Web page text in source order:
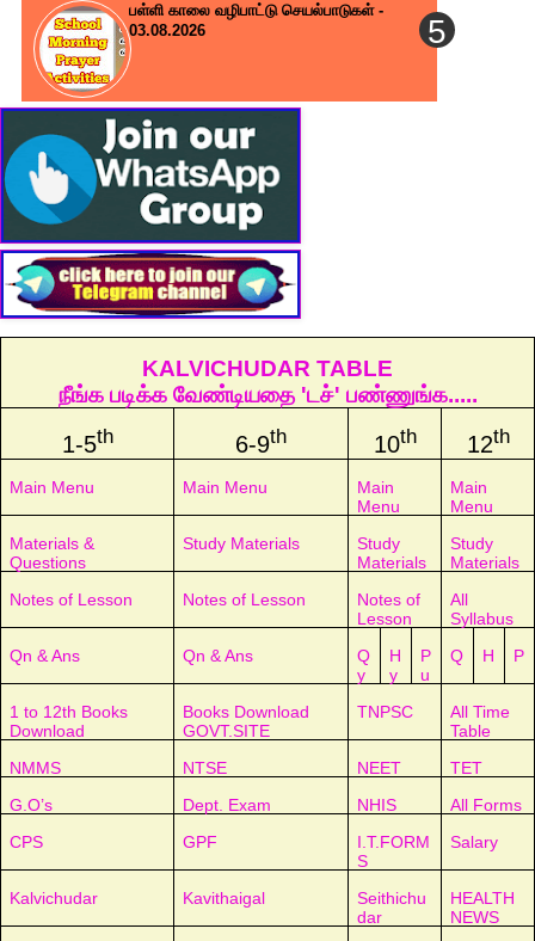
பள்ளி காலை வழிபாட்டு செயல்பாடுகள் -
03.08.2026
KALVICHUDAR TABLE
நீங்க படிக்க வேண்டியதை 'டச்' பண்ணுங்க.....
1-5th 6-9th 10th 12th
Main Menu Main Menu
Main
Menu
Main
Menu
Materials &
Questions
Study Materials
Study
Materials
Study
Materials
Notes of Lesson
Notes of Lesson
Notes of
Lesson
All
Syllabus
Qn & Ans
Qn & Ans
Q
y
H
y
P
u
Q H P
1 to 12th Books
Download
Books Download
GOVT.SITE
TNPSC
All Time
Table
NMMS
NTSE NEET
TET
G.O’s
Dept. Exam NHIS
All Forms
CPS
GPF
I.T.FORM
S
Salary
Kalvichudar Kavithaigal
Seithichu
dar
HEALTH
NEWS